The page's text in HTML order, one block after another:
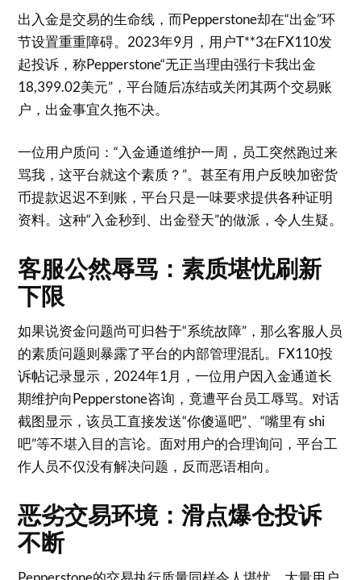
出入金是交易的生命线，而Pepperstone却在“出金”环
节设置重重障碍。2023年9月，用户T**3在FX110发
起投诉，称Pepperstone“无正当理由强行卡我出金
18,399.02美元”，平台随后冻结或关闭其两个交易账
户，出金事宜久拖不决。
一位用户质问：“入金通道维护一周，员工突然跑过来
骂我，这平台就这个素质？”。甚至有用户反映加密货
币提款迟迟不到账，平台只是一味要求提供各种证明
资料。这种“入金秒到、出金登天”的做派，令人生疑。
客服公然辱骂：素质堪忧刷新
下限
如果说资金问题尚可归咎于“系统故障”，那么客服人员
的素质问题则暴露了平台的内部管理混乱。FX110投
诉帖记录显示，2024年1月，一位用户因入金通道长
期维护向Pepperstone咨询，竟遭平台员工辱骂。对话
截图显示，该员工直接发送“你傻逼吧”、“嘴里有 shi
吧”等不堪入目的言论。面对用户的合理询问，平台工
作人员不仅没有解决问题，反而恶语相向。
恶劣交易环境：滑点爆仓投诉
不断